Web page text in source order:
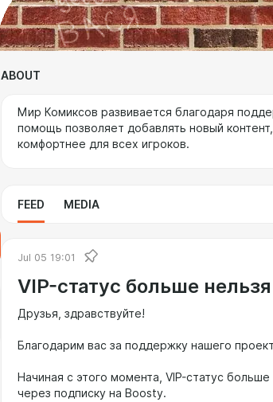
ABOUT
Мир Комиксов развивается благодаря
помощь позволяет добавлять новый
комфортнее для всех игроков.
FEED MEDIA
Jul 05 19:01
VIP-статус больше
Друзья, здравствуйте!
Благодарим вас за поддержку нашего
Начиная с этого момента, VIP-статус
через подписку на Boosty.